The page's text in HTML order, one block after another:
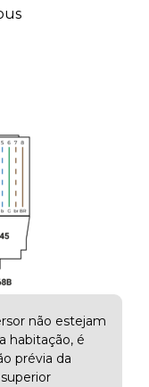
não estejam
habitação, é
prévia da